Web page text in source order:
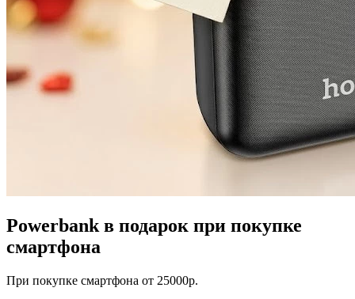
Powerbank в подарок при покупке
смартфона
При покупке смартфона от 25000р.